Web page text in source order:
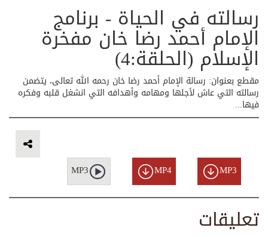
رسالته في الحياة - برنامج
الإمام أحمد رضا خان مفخرة
الإسلام (الحلقة:4)
مقطع بعنوان: رسالة الإمام أحمد رضا خان رحمه الله تعالى، يتضمن
رسالته التي عاش لأجلها ومهامه وأهدافه التي انشغل قلبه وفكره
فيها...
MP3
MP4
MP3
تعليقات